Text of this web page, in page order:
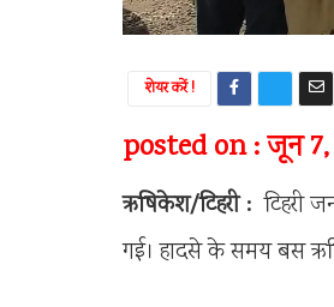
शेयर करें !
posted on : जून 7,
ऋषिकेश/टिहरी : टिहरी
गई। हादसे के समय बस